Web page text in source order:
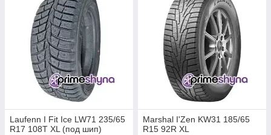
Laufenn I Fit Ice LW71 235/65
R17 108T XL (под шип)
Marshal I'Zen KW31 185/65
R15 92R XL